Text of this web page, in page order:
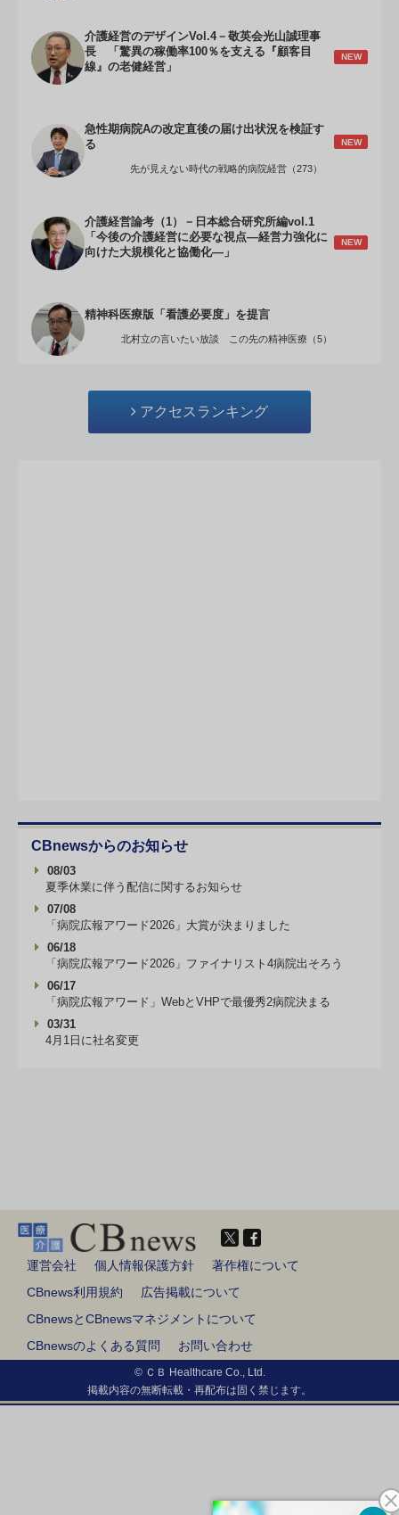
介護経営のデザインVol.4－敬英会光山誠理事
長 「驚異の稼働率100％を支える『顧客目
線』の老健経営」
NEW
急性期病院Aの改定直後の届け出状況を検証す
る
NEW
先が見えない時代の戦略的病院経営（273）
介護経営論考（1）－日本総合研究所編vol.1
「今後の介護経営に必要な視点―経営力強化に
向けた大規模化と協働化―」
NEW
精神科医療版「看護必要度」を提言
北村立の言いたい放談 この先の精神医療（5）
アクセスランキング
CBnewsからのお知らせ
08/03
夏季休業に伴う配信に関するお知らせ
07/08
「病院広報アワード2026」大賞が決まりました
06/18
「病院広報アワード2026」ファイナリスト4病院出そろう
06/17
「病院広報アワード」WebとVHPで最優秀2病院決まる
03/31
4月1日に社名変更
運営会社 個人情報保護方針
著作権について
CBnews利用規約
広告掲載について
CBnewsとCBnewsマネジメントについて
CBnewsのよくある質問
お問い合わせ
© ＣＢ Healthcare Co., Ltd.
掲載内容の無断転載・再配布は固く禁じます。